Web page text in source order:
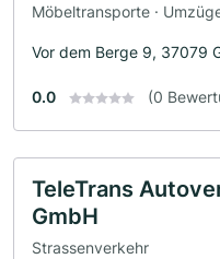
Möbeltransporte ·
Vor dem Berge 9, 37079
0.0 (0
TeleTrans
GmbH
Strassenverkehr